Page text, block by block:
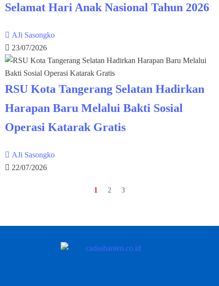
Selamat Hari Anak Nasional Tahun 2026
AJi Sasongko
23/07/2026
RSU Kota Tangerang Selatan Hadirkan
Harapan Baru Melalui Bakti Sosial
Operasi Katarak Gratis
AJi Sasongko
22/07/2026
1 2 3